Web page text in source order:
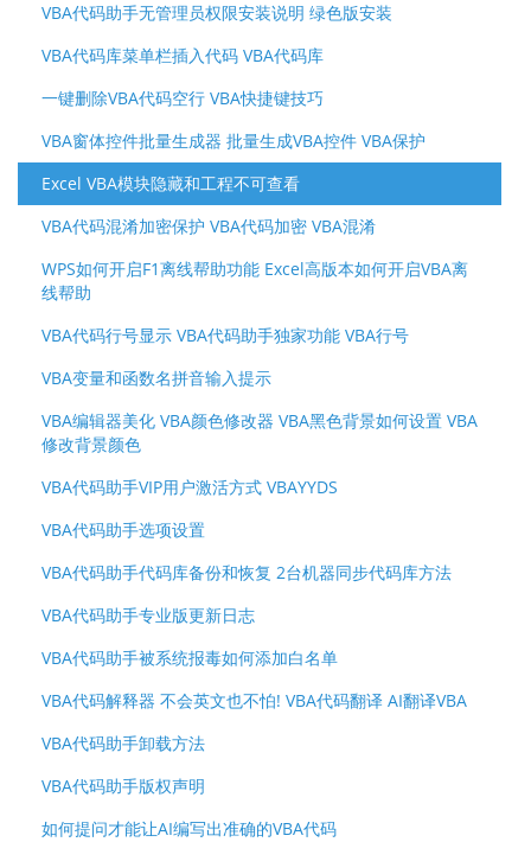
VBA代码助手无管理员权限安装说明 绿色版安装
VBA代码库菜单栏插入代码 VBA代码库
一键删除VBA代码空行 VBA快捷键技巧
VBA窗体控件批量生成器 批量生成VBA控件 VBA保护
Excel VBA模块隐藏和工程不可查看
VBA代码混淆加密保护 VBA代码加密 VBA混淆
WPS如何开启F1离线帮助功能 Excel高版本如何开启VBA离
线帮助
VBA代码行号显示 VBA代码助手独家功能 VBA行号
VBA变量和函数名拼音输入提示
VBA编辑器美化 VBA颜色修改器 VBA黑色背景如何设置 VBA
修改背景颜色
VBA代码助手VIP用户激活方式 VBAYYDS
VBA代码助手选项设置
VBA代码助手代码库备份和恢复 2台机器同步代码库方法
VBA代码助手专业版更新日志
VBA代码助手被系统报毒如何添加白名单
VBA代码解释器 不会英文也不怕! VBA代码翻译 AI翻译VBA
VBA代码助手卸载方法
VBA代码助手版权声明
如何提问才能让AI编写出准确的VBA代码